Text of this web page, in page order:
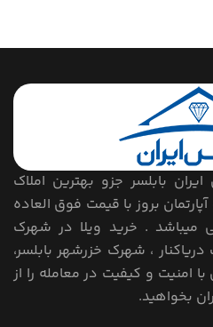
بابلسر جزو بهترین املاک
بروز با قیمت فوق العاده
میباشد . خرید ویلا در شهرک
، شهرک خزرشهر بابلسر،
امنیت و کیفیت در معامله را از
بخواهید.